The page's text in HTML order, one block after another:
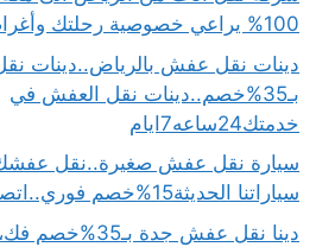
100% يراعي خصوصية رحلتك وأغراضك
دينات نقل عفش بالرياض..دينات
بـ35%خصم..دينات نقل العفش في
خدمتك24ساعه7ايام
سيارة نقل عفش صغيرة..نقل عفشك
سياراتنا الحديثة15%خصم فوري..اتصل بنا
دينا نقل عفش جدة